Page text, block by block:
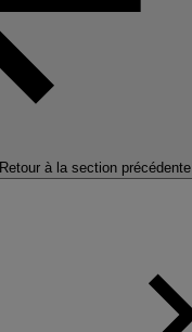
Retour à la section précédente